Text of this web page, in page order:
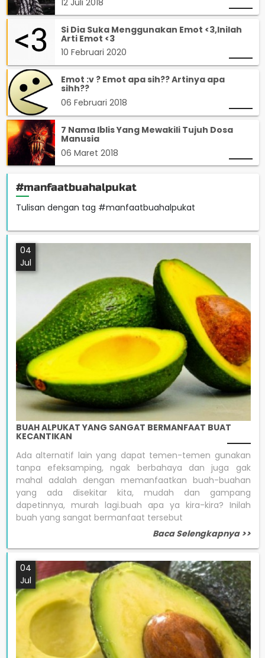
Si Dia Suka Menggunakan Emot <3,Inilah
Arti Emot <3
10 Februari 2020
Emot :v ? Emot apa sih?? Artinya apa
sihh??
06 Februari 2018
7 Nama Iblis Yang Mewakili Tujuh Dosa
Manusia
06 Maret 2018
#manfaatbuahalpukat
Tulisan dengan tag #manfaatbuahalpukat
04
Jul
BUAH ALPUKAT YANG SANGAT BERMANFAAT BUAT
KECANTIKAN
Ada alternatif lain yang dapat temen-temen gunakan
tanpa efeksamping, ngak berbahaya dan juga gak
mahal adalah dengan memanfaatkan buah-buahan
yang ada disekitar kita, mudah dan gampang
dapetinnya, murah lagi.buah apa ya kira-kira? Inilah
buah yang sangat bermanfaat tersebut
Baca Selengkapnya >>
04
Jul